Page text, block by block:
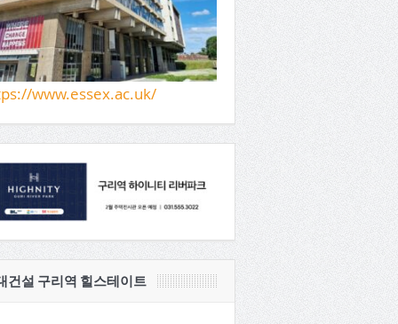
www.essex.ac.uk/
건설 구리역 힐스테이트